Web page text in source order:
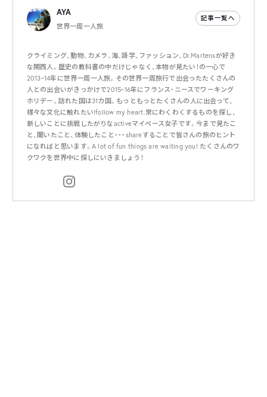
AYA
世界一周一人旅
記事一覧へ
クライミング、動物、カメラ、海、語学、ファッション、Dr.Martensが好き
な関西人。歴史の教科書の中だけじゃなく、本物が見たい！の一心で
2013~14年に世界一周一人旅。その世界一周旅行で出会ったたくさんの
人との出会いがきっかけで2015~16年にフランス・ニースでワーキング
ホリデー。訪れた国は31カ国。もっともっとたくさんの人に出会って、
様々な文化に触れたい!follow my heart.常にわくわくするものを探し、
新しいことに挑戦したがりなactiveマイペース女子です。今まで見たこ
と、聞いたこと、体験したこと・・・shareすることで皆さんの旅のヒント
になればと思います。A lot of fun things are waiting you! たくさんのワ
クワクを世界中に探しにいきましょう！